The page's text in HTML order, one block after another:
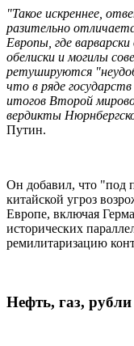
"Такое искреннее,
разительно
Европы, где
обелиски и могилы
ретушируются
что в ряде
итогов Второй
вердикты
Путин.
Он добавил, что "под
китайской угроз
Европе, включая
исторических
ремилитаризацию
Нефть, газ,